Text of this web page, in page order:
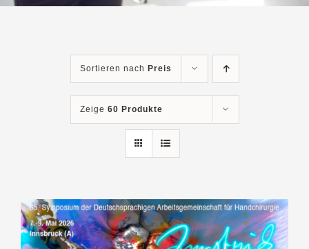
Sortieren nach Preis
Zeige 60 Produkte